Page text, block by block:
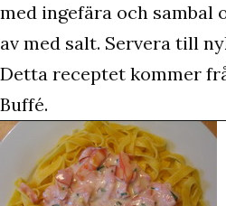
med ingefära och sambal
av med salt. Servera till
Detta receptet kommer
Buffé.